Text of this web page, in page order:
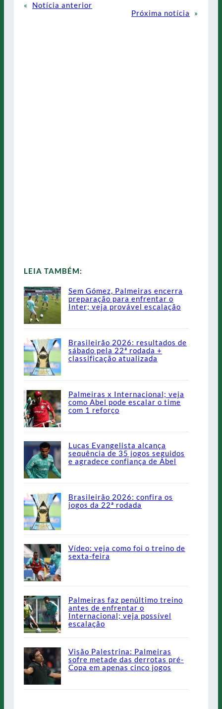
«
Notícia anterior
Próxima notícia
»
LEIA TAMBÉM:
Sem Gómez, Palmeiras encerra
preparação para enfrentar o
Inter; veja provável escalação
Brasileirão 2026: resultados de
sábado pela 22ª rodada +
classificação atualizada
Palmeiras x Internacional; veja
como Abel pode escalar o time
com 1 reforço
Lucas Evangelista alcança
sequência de 35 jogos seguidos
e agradece confiança de Abel
Brasileirão 2026: confira os
jogos da 22ª rodada
Vídeo: veja como foi o treino de
sexta-feira
Palmeiras faz penúltimo treino
antes de enfrentar o
Internacional; veja possível
escalação
Visão Palestrina: Palmeiras
sofre metade das derrotas pré-
Copa em apenas cinco jogos